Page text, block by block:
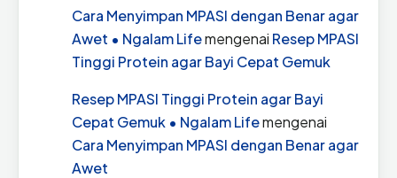
Cara Menyimpan MPASI dengan Benar agar
Awet • Ngalam Lifemengenai Resep MPASI
Tinggi Protein agar Bayi Cepat Gemuk
Resep MPASI Tinggi Protein agar Bayi
Cepat Gemuk • Ngalam Lifemengenai
Cara Menyimpan MPASI dengan Benar agar
Awet